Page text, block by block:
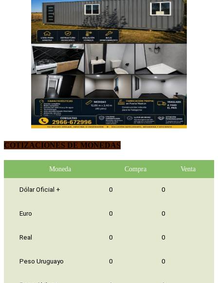
COTIZACIONES DE MONEDAS
Moneda Compra Venta
Dólar Oficial + 0 0
Euro 0 0
Real 0 0
Peso Uruguayo 0 0